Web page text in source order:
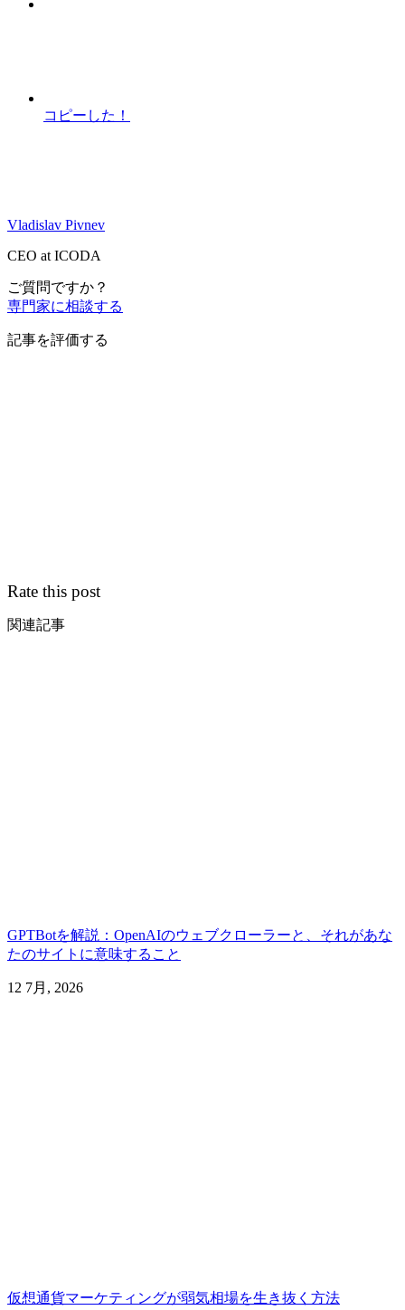
コピーした！
Vladislav Pivnev
CEO at ICODA
ご質問ですか？
専門家に相談する
記事を評価する
Rate this post
関連記事
GPTBotを解説：OpenAIのウェブクローラーと、それがあな
たのサイトに意味すること
12 7月, 2026
仮想通貨マーケティングが弱気相場を生き抜く方法